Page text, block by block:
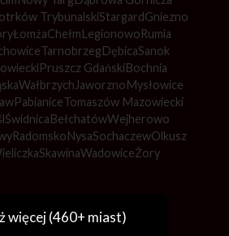
TrybunalskiStargardGniezno
ŁomżaChełmLegionowoRumia
TarnobrzegDębicaSanok
Pruszcz GdańskiBochnia
Wałbrzych JaworznoMysłowice
PabianiceTomaszów Mazowiecki
ŚwidnicaBełchatówWejherowo
RadomskoNysaSochaczewOlkusz
SkawinaWadowiceŻory
więcej (460+ miast)